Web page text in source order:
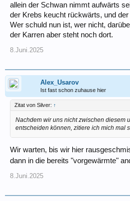
allein der Schwan nimmt aufwärts
der Krebs keucht rückwärts, und
Wer schuld nun ist, wer nicht,
der Karren aber steht noch dort.
8.Juni.2025
Alex_Usarov
Ist fast schon zuhause hier
Zitat von Silver: ↑
Nachdem wir uns nicht zwischen diesem
entscheiden können, zitiere ich mich mal
Wir warten, bis wir hier
dann in die bereits "vorgewärmte"
8.Juni.2025